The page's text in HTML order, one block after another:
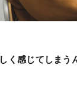
く感じてしまう